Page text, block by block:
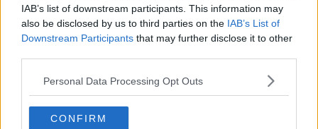
IAB’s list of downstream participants. This information may
also be disclosed by us to third parties on the IAB’s List of
Downstream Participants that may further disclose it to other
Personal Data Processing Opt Outs
CONFIRM
Giorgio Del Ghingaro e la riconquista di Viareggio
Centinaia di palloncini rossi per l'addio a Vania
Morta bruciata, ora l'accusa è omicidio volontario
"Rispetto la sentenza del Tar"